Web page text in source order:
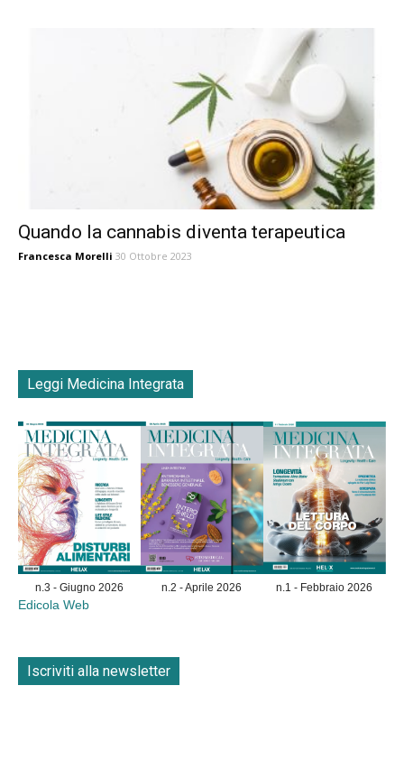
Quando la cannabis diventa terapeutica
Francesca Morelli 30 Ottobre 2023
Leggi Medicina Integrata
n.3 - Giugno 2026 n.2 - Aprile 2026 n.1 - Febbraio 2026
Edicola Web
Iscriviti alla newsletter